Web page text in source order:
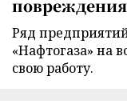
Ряд
«Нафтогаза» на
свою работу.